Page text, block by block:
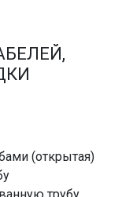
(открытая)